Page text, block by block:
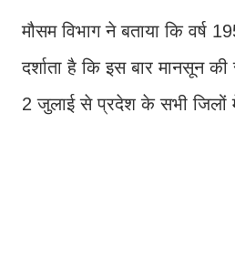
मौसम विभाग ने बताया कि
दर्शाता है कि इस बार मानसून
2 जुलाई से प्रदेश के सभी जिलों